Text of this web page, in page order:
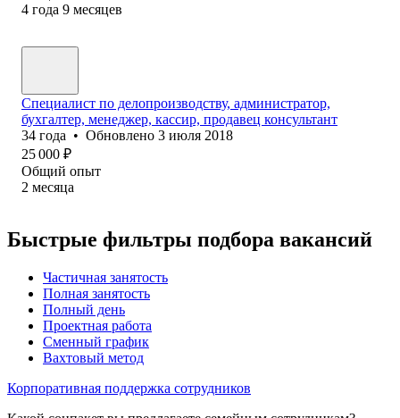
4 года 9 месяцев
Специалист по делопроизводству, администратор,
бухгалтер, менеджер, кассир, продавец консультант
34 года • Обновлено 3 июля 2018
25 000 ₽
Общий опыт
2 месяца
Быстрые фильтры подбора вакансий
Частичная занятость
Полная занятость
Полный день
Проектная работа
Сменный график
Вахтовый метод
Корпоративная поддержка сотрудников